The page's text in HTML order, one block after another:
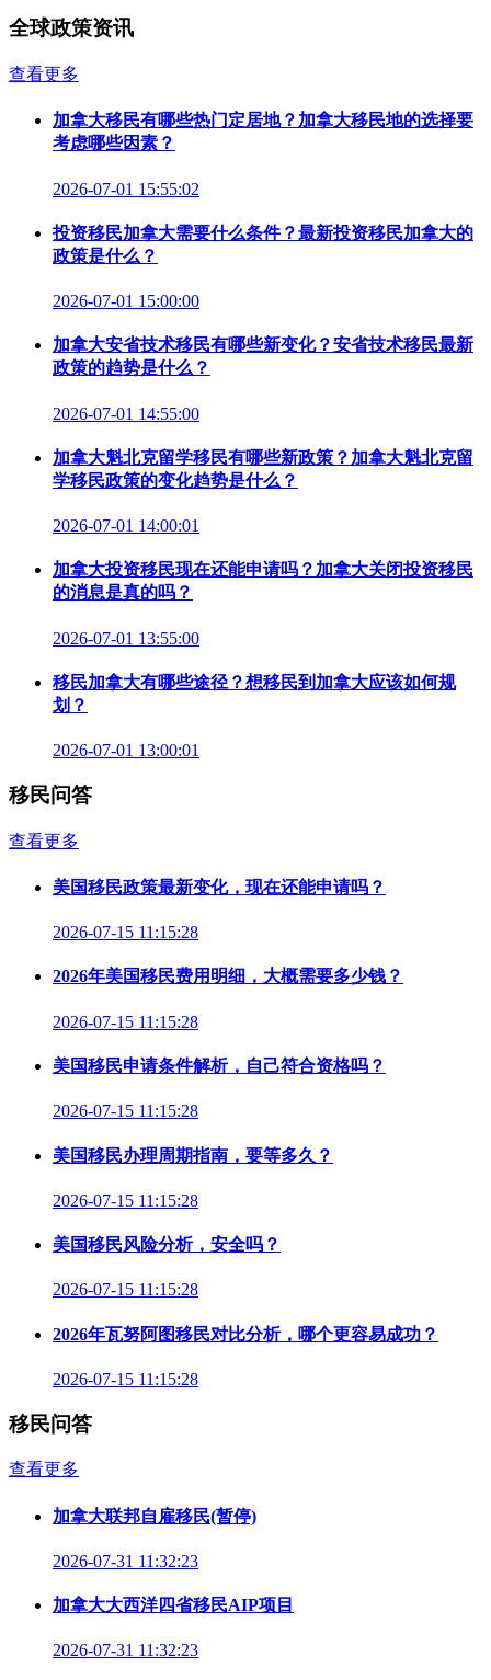
全球政策资讯
查看更多
加拿大移民有哪些热门定居地？加拿大移民地的选择要
考虑哪些因素？
2026-07-01 15:55:02
投资移民加拿大需要什么条件？最新投资移民加拿大的
政策是什么？
2026-07-01 15:00:00
加拿大安省技术移民有哪些新变化？安省技术移民最新
政策的趋势是什么？
2026-07-01 14:55:00
加拿大魁北克留学移民有哪些新政策？加拿大魁北克留
学移民政策的变化趋势是什么？
2026-07-01 14:00:01
加拿大投资移民现在还能申请吗？加拿大关闭投资移民
的消息是真的吗？
2026-07-01 13:55:00
移民加拿大有哪些途径？想移民到加拿大应该如何规
划？
2026-07-01 13:00:01
移民问答
查看更多
美国移民政策最新变化，现在还能申请吗？
2026-07-15 11:15:28
2026年美国移民费用明细，大概需要多少钱？
2026-07-15 11:15:28
美国移民申请条件解析，自己符合资格吗？
2026-07-15 11:15:28
美国移民办理周期指南，要等多久？
2026-07-15 11:15:28
美国移民风险分析，安全吗？
2026-07-15 11:15:28
2026年瓦努阿图移民对比分析，哪个更容易成功？
2026-07-15 11:15:28
移民问答
查看更多
加拿大联邦自雇移民(暂停)
2026-07-31 11:32:23
加拿大大西洋四省移民AIP项目
2026-07-31 11:32:23